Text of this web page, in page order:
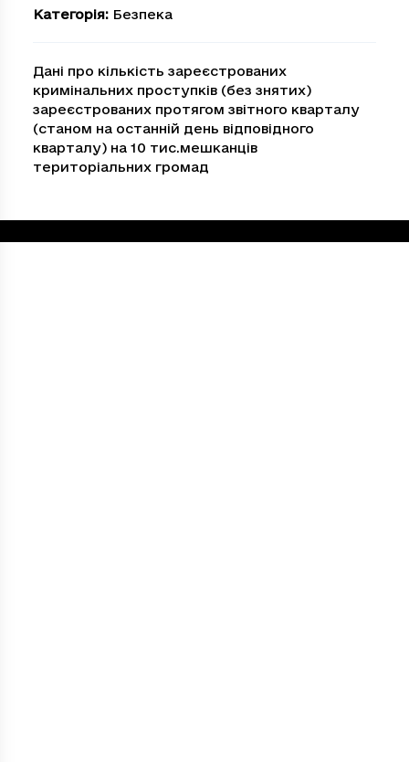
Категорія: Безпека
Дані про кількість зареєстрованих
кримінальних проступків (без знятих)
зареєстрованих протягом звітного кварталу
(станом на останній день відповідного
кварталу) на 10 тис.мешканців
територіальних громад